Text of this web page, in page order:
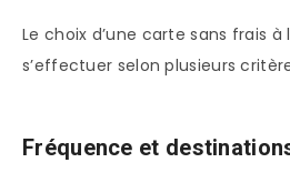
Le choix d’une carte sans frais à
s’effectuer selon plusieurs
Fréquence et